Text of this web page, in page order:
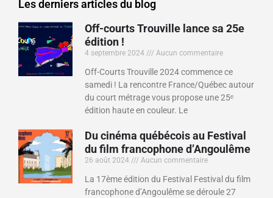
Les derniers articles du blog
Off-courts Trouville lance sa 25e
édition !
4 septembre 2024 Aucun commentaire
Off-Courts Trouville 2024 commence ce
samedi ! La rencontre France/Québec autour
du court métrage vous propose une 25ᵉ
édition haute en couleur. Le
Du cinéma québécois au Festival
du film francophone d’Angoulême
26 août 2024 Aucun commentaire
La 17ème édition du Festival Festival du film
francophone d’Angoulême se déroule 27